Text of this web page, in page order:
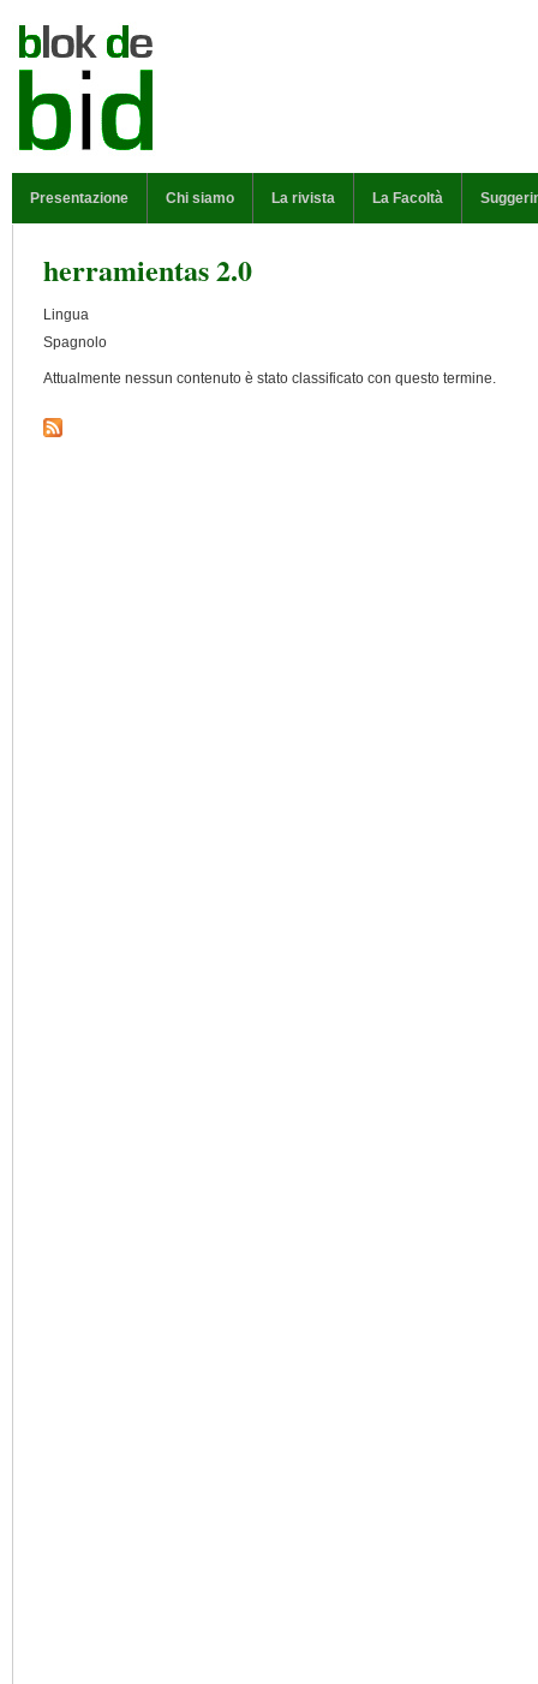
Presentazione Chi siamo La rivista La Facoltà
herramientas 2.0
Lingua
Spagnolo
Attualmente nessun contenuto è stato classificato con questo termine.